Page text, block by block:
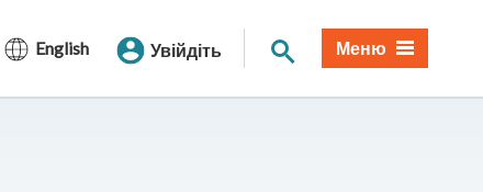
English Увійдіть Пошук по сайту
Меню